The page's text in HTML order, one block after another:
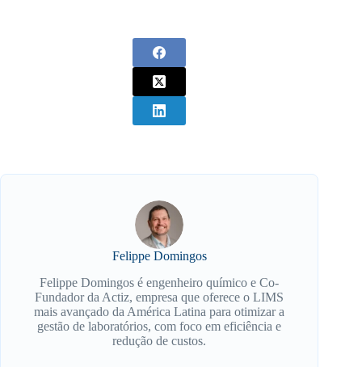
Felippe Domingos
Felippe Domingos é engenheiro químico e Co-
Fundador da Actiz, empresa que oferece o LIMS
mais avançado da América Latina para otimizar a
gestão de laboratórios, com foco em eficiência e
redução de custos.